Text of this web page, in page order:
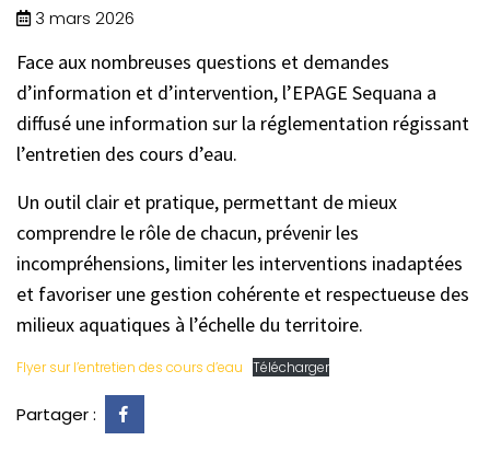
3 mars 2026
Face aux nombreuses questions et demandes
d’information et d’intervention, l’EPAGE Sequana a
diffusé une information sur la réglementation régissant
l’entretien des cours d’eau.
Un outil clair et pratique, permettant de mieux
comprendre le rôle de chacun, prévenir les
incompréhensions, limiter les interventions inadaptées
et favoriser une gestion cohérente et respectueuse des
milieux aquatiques à l’échelle du territoire.
Flyer sur l’entretien des cours d’eau Télécharger
Partager :